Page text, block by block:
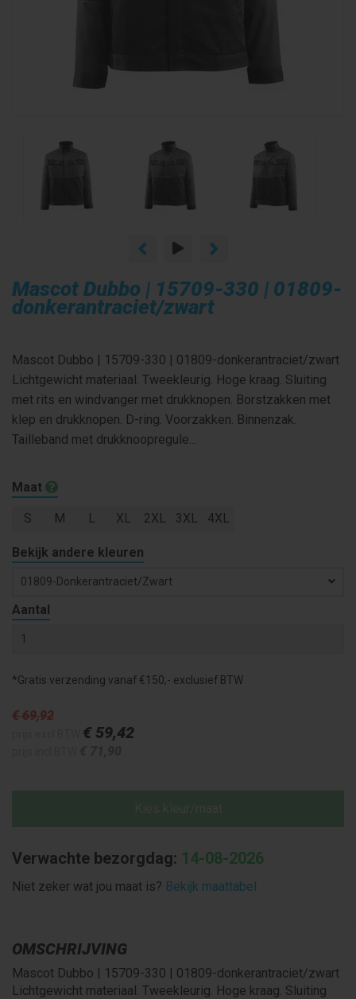
Mascot Dubbo | 15709-330 | 01809-
donkerantraciet/zwart
Mascot Dubbo | 15709-330 | 01809-donkerantraciet/zwart
Lichtgewicht materiaal. Tweekleurig. Hoge kraag. Sluiting
met rits en windvanger met drukknopen. Borstzakken met
klep en drukknopen. D-ring. Voorzakken. Binnenzak.
Tailleband met drukknoopregule...
Maat
S M L XL 2XL 3XL 4XL
Bekijk andere kleuren
01809-Donkerantraciet/zwart
Aantal
*Gratis verzending vanaf €150,- exclusief BTW
€ 69,92
€ 59,42
Verwachte bezorgdag: 14-08-2026
Niet zeker wat jou maat is? Bekijk maattabel
OMSCHRIJVING
Mascot Dubbo | 15709-330 | 01809-donkerantraciet/zwart
Lichtgewicht materiaal. Tweekleurig. Hoge kraag. Sluiting